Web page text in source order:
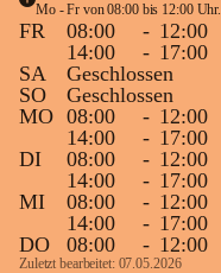
Mo - Fr von 08:00 bis 12:00 Uhr.
FR 08:00 - 12:00
14:00
- 17:00
SA
Geschlossen
SO
Geschlossen
MO 08:00 - 12:00
14:00
- 17:00
DI
08:00 - 12:00
14:00
- 17:00
MI
08:00 - 12:00
14:00
- 17:00
DO
08:00 - 12:00
Zuletzt bearbeitet: 07.05.2026